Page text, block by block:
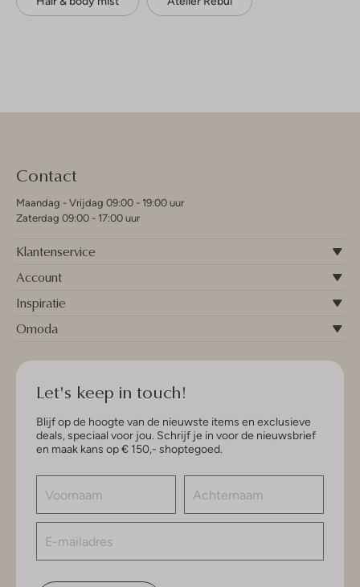
Contact
Maandag - Vrijdag 09:00 - 19:00 uur
Zaterdag 09:00 - 17:00 uur
Klantenservice
Account
Inspiratie
Omoda
Let's keep in touch!
Blijf op de hoogte van de nieuwste items en exclusieve
deals, speciaal voor jou. Schrijf je in voor de nieuwsbrief
en maak kans op € 150,- shoptegoed.